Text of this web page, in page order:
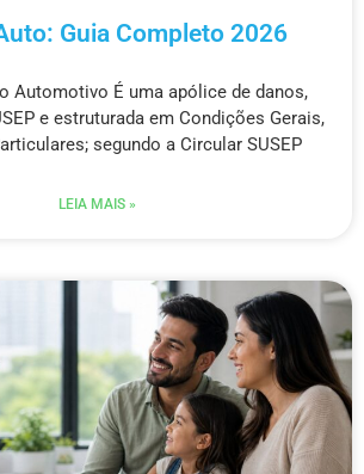
Guia Completo 2026
Automotivo É uma apólice de danos,
e estruturada em Condições Gerais,
segundo a Circular SUSEP
LEIA MAIS »